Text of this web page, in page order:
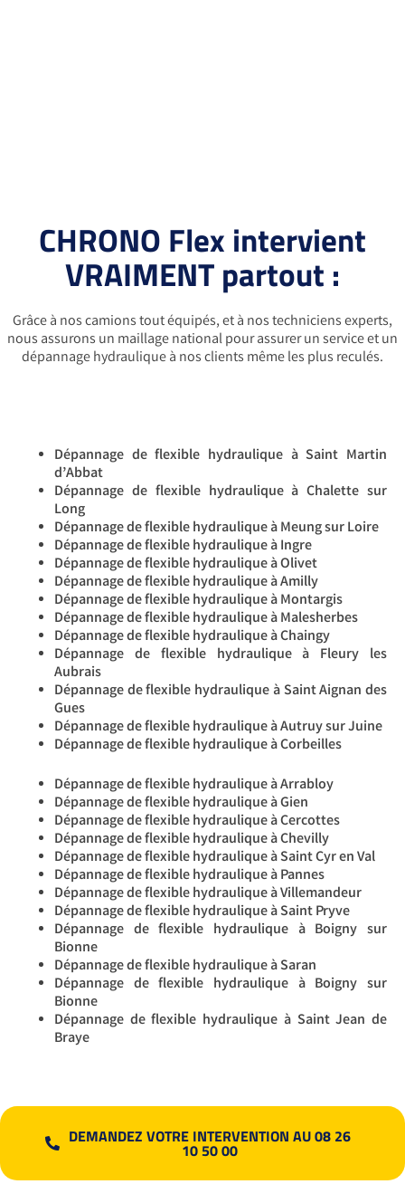
CHRONO Flex intervient
VRAIMENT partout :
Grâce à nos camions tout équipés, et à nos techniciens experts,
nous assurons un maillage national pour assurer un service et un
dépannage hydraulique à nos clients même les plus reculés.
Dépannage de flexible hydraulique à Saint Martin
d’Abbat
Dépannage de flexible hydraulique à Chalette sur
Long
Dépannage de flexible hydraulique à Meung sur Loire
Dépannage de flexible hydraulique à Ingre
Dépannage de flexible hydraulique à Olivet
Dépannage de flexible hydraulique à Amilly
Dépannage de flexible hydraulique à Montargis
Dépannage de flexible hydraulique à Malesherbes
Dépannage de flexible hydraulique à Chaingy
Dépannage de flexible hydraulique à Fleury les
Aubrais
Dépannage de flexible hydraulique à Saint Aignan des
Gues
Dépannage de flexible hydraulique à Autruy sur Juine
Dépannage de flexible hydraulique à Corbeilles
Dépannage de flexible hydraulique à Arrabloy
Dépannage de flexible hydraulique à Gien
Dépannage de flexible hydraulique à Cercottes
Dépannage de flexible hydraulique à Chevilly
Dépannage de flexible hydraulique à Saint Cyr en Val
Dépannage de flexible hydraulique à Pannes
Dépannage de flexible hydraulique à Villemandeur
Dépannage de flexible hydraulique à Saint Pryve
Dépannage de flexible hydraulique à Boigny sur
Bionne
Dépannage de flexible hydraulique à Saran
Dépannage de flexible hydraulique à Boigny sur
Bionne
Dépannage de flexible hydraulique à Saint Jean de
Braye
DEMANDEZ VOTRE INTERVENTION AU 08 26
10 50 00